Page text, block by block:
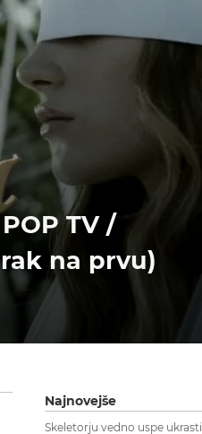
TV /
na prvu)
Najnovejše
Skeletorju vedno uspe ukrasti